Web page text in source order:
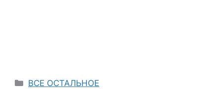
Categories
ВСЕ ОСТАЛЬНОЕ